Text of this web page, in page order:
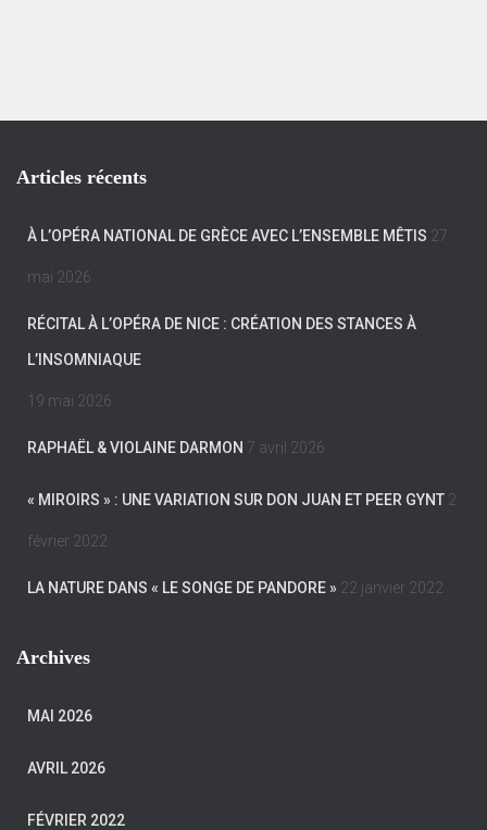
Articles récents
À L’OPÉRA NATIONAL DE GRÈCE AVEC L’ENSEMBLE MÊTIS 27
mai 2026
RÉCITAL À L’OPÉRA DE NICE : CRÉATION DES STANCES À
L’INSOMNIAQUE
19 mai 2026
RAPHAËL & VIOLAINE DARMON 7 avril 2026
« MIROIRS » : UNE VARIATION SUR DON JUAN ET PEER GYNT 2
février 2022
LA NATURE DANS « LE SONGE DE PANDORE » 22 janvier 2022
Archives
MAI 2026
AVRIL 2026
FÉVRIER 2022